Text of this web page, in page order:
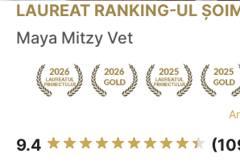
LAUREAT RANKING-UL
Maya Mitzy Vet
9.4